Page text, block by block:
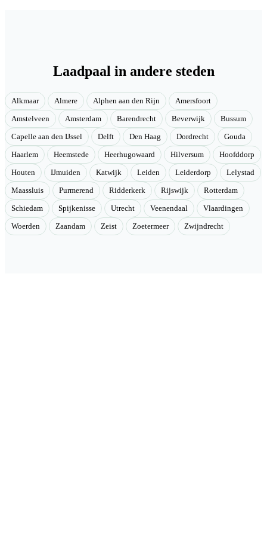
Laadpaal in andere steden
Alkmaar Almere Alphen aan den Rijn Amersfoort
Amstelveen Amsterdam Barendrecht Beverwijk Bussum
Capelle aan den IJssel Delft Den Haag Dordrecht Gouda
Haarlem Heemstede Heerhugowaard Hilversum Hoofddorp
Houten IJmuiden Katwijk Leiden Leiderdorp Lelystad
Maassluis Purmerend Ridderkerk Rijswijk Rotterdam
Schiedam Spijkenisse Utrecht Veenendaal Vlaardingen
Woerden Zaandam Zeist Zoetermeer Zwijndrecht